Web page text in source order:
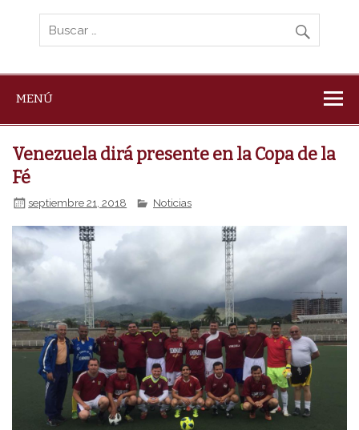
MENÚ
Venezuela dirá presente en la Copa de la
Fé
septiembre 21, 2018 Noticias